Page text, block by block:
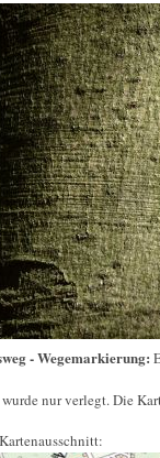
- Wegemarkierung:
wurde nur verlegt. Die